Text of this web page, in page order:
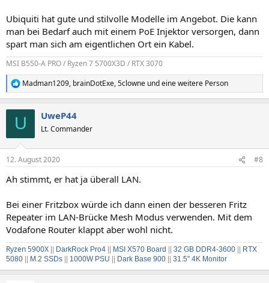
Ubiquiti hat gute und stilvolle Modelle im Angebot. Die kann
man bei Bedarf auch mit einem PoE Injektor versorgen, dann
spart man sich am eigentlichen Ort ein Kabel.
MSI B550-A PRO / Ryzen 7 5700X3D / RTX 3070
R
e
e
:
Madman1209, brainDotExe,5clowne und eine weitere Person
U UweP44
Lt. Commander
12. August 2020 #8
Ah stimmt, er hat ja überall LAN.
Bei einer Fritzbox würde ich dann einen der besseren Fritz
Repeater im LAN-Brücke Mesh Modus verwenden. Mit dem
Vodafone Router klappt aber wohl nicht.
Ryzen 5900X DarkRock Pro4 MSI X570 Board 32 GB DDR4-3600
RTX
5080
M.2 SSDs 1000W PSU Dark Base 900 31.5" 4K Monitor